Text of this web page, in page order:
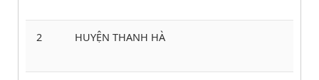
2 HUYỆN THANH HÀ